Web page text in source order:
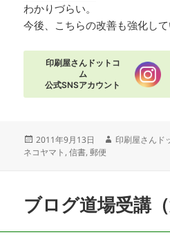
わかりづらい。
今後、こちらの改善も強化して
印刷屋さんドットコ
ム
公式SNSアカウント
投
稿
2011年9月13日
作
印刷屋さんド
ネコヤマト ,信書,郵便
ブログ道場受講（